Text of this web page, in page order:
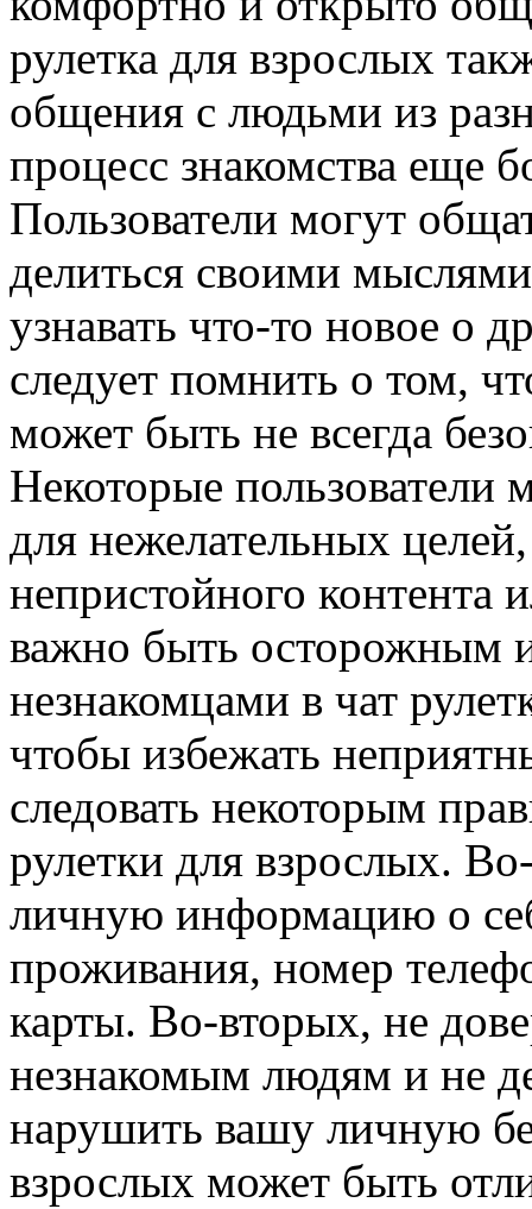
рулетка для взрослых
общения с людьми из
процесс знакомства еще
Пользователи могут
делиться своими
узнавать что-то новое о
следует помнить о том,
может быть не всегда
Некоторые пользователи
для нежелательных
непристойного контента
важно быть осторожным
незнакомцами в чат
чтобы избежать
следовать некоторым
рулетки для взрослых.
личную информацию о
проживания, номер
карты. Во-вторых, не
незнакомым людям и не
нарушить вашу личную
взрослых может быть